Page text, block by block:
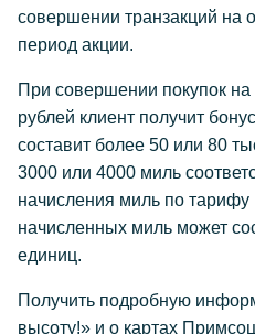
совершении транзакций на
период акции.
При совершении покупок
рублей клиент получит
составит более 50 или 80
3000 или 4000 миль
начисления миль по
начисленных миль может
единиц.
Получить подробную
высоту!» и о картах